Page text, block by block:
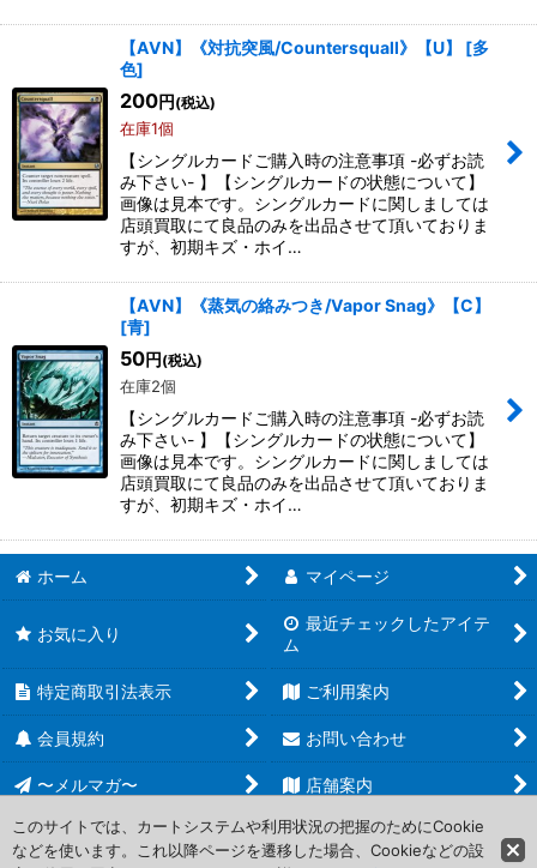
【AVN】《対抗突風/Countersquall》【U】 [多
色]
200円 (税込)
在庫1個
【シングルカードご購入時の注意事項 -必ずお読
み下さい- 】【シングルカードの状態について】
画像は見本です。シングルカードに関しましては
店頭買取にて良品のみを出品させて頂いておりま
すが、初期キズ・ホイ…
【AVN】《蒸気の絡みつき/Vapor Snag》【C】
[青]
50円 (税込)
在庫2個
【シングルカードご購入時の注意事項 -必ずお読
み下さい- 】【シングルカードの状態について】
画像は見本です。シングルカードに関しましては
店頭買取にて良品のみを出品させて頂いておりま
すが、初期キズ・ホイ…
ホーム マイページ
お気に入り
最近チェックしたアイテ
ム
特定商取引法表示 ご利用案内
会員規約 お問い合わせ
〜メルマガ〜 店舗案内
Copyright (C) 2006-2017 PROJECT CORE Corporation. All Rights
このサイトでは、カートシステムや利用状況の把握のためにCookie
などを使います。これ以降ページを遷移した場合、Cookieなどの設